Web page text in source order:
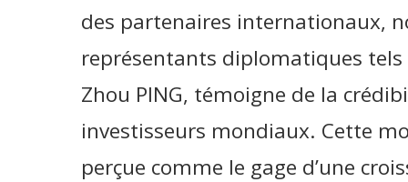
des partenaires internationaux,
représentants diplomatiques tels
Zhou PING, témoigne de la
investisseurs mondiaux. Cette
perçue comme le gage d’une